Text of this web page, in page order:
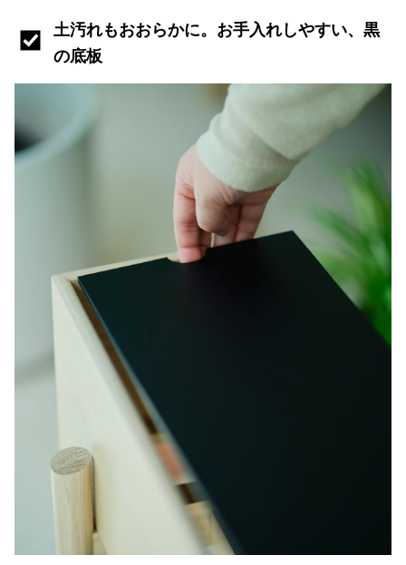
土汚れもおおらかに。お手入れしやすい、黒
の底板